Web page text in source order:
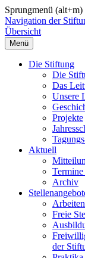
Sprungmenü (alt+m)
Navigation der
Übersicht
Menü
Die Stiftung
Die
Das
Unsere
Projekte
Aktuell
Archiv
Freie
der